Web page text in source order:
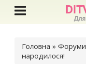
Ви є тут
Головна » Форуми
народилося!